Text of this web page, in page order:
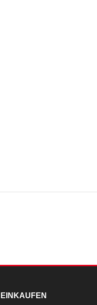
EINKAUFEN